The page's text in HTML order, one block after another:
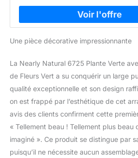
Une pièce décorative impressionnante
La Nearly Natural 6725 Plante Verte
de Fleurs Vert a su conquérir un large
qualité exceptionnelle et son design
on est frappé par l’esthétique de cet
avis des clients confirment cette
« Tellement beau ! Tellement plus beau
imaginé ». Ce produit se distingue par
puisqu’il ne nécessite aucun